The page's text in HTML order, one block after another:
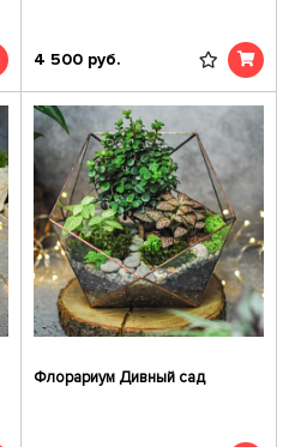
4 500 руб.
Флорариум Дивный сад